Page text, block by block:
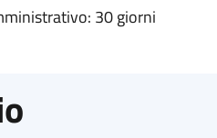
30 giorni